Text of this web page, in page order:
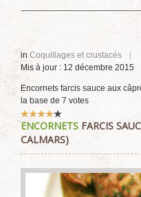
in Coquillages et crustacés
Mis à jour : 12 décembre 2015
Encornets farcis sauce aux
la base de 7 votes
Vote
utilisateur:4/5
ENCORNETS FARCIS
CALMARS)